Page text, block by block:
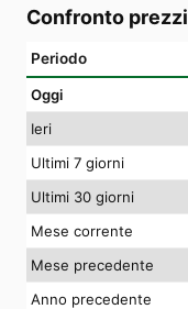
Confronto prezzi
Periodo
Oggi
Ieri
Ultimi 7 giorni
Ultimi 30 giorni
Mese corrente
Mese precedente
Anno precedente